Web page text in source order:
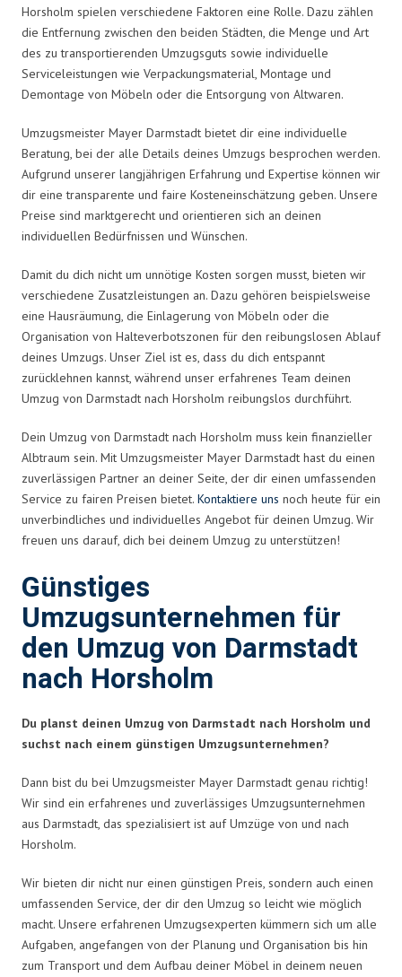
Horsholm spielen verschiedene Faktoren eine Rolle. Dazu zählen
die Entfernung zwischen den beiden Städten, die Menge und Art
des zu transportierenden Umzugsguts sowie individuelle
Serviceleistungen wie Verpackungsmaterial, Montage und
Demontage von Möbeln oder die Entsorgung von Altwaren.
Umzugsmeister Mayer Darmstadt bietet dir eine individuelle
Beratung, bei der alle Details deines Umzugs besprochen werden.
Aufgrund unserer langjährigen Erfahrung und Expertise können wir
dir eine transparente und faire Kosteneinschätzung geben. Unsere
Preise sind marktgerecht und orientieren sich an deinen
individuellen Bedürfnissen und Wünschen.
Damit du dich nicht um unnötige Kosten sorgen musst, bieten wir
verschiedene Zusatzleistungen an. Dazu gehören beispielsweise
eine Hausräumung, die Einlagerung von Möbeln oder die
Organisation von Halteverbotszonen für den reibungslosen Ablauf
deines Umzugs. Unser Ziel ist es, dass du dich entspannt
zurücklehnen kannst, während unser erfahrenes Team deinen
Umzug von Darmstadt nach Horsholm reibungslos durchführt.
Dein Umzug von Darmstadt nach Horsholm muss kein finanzieller
Albtraum sein. Mit Umzugsmeister Mayer Darmstadt hast du einen
zuverlässigen Partner an deiner Seite, der dir einen umfassenden
Service zu fairen Preisen bietet. Kontaktiere uns noch heute für ein
unverbindliches und individuelles Angebot für deinen Umzug. Wir
freuen uns darauf, dich bei deinem Umzug zu unterstützen!
Günstiges
Umzugsunternehmen für
den Umzug von Darmstadt
nach Horsholm
Du planst deinen Umzug von Darmstadt nach Horsholm und
suchst nach einem günstigen Umzugsunternehmen?
Dann bist du bei Umzugsmeister Mayer Darmstadt genau richtig!
Wir sind ein erfahrenes und zuverlässiges Umzugsunternehmen
aus Darmstadt, das spezialisiert ist auf Umzüge von und nach
Horsholm.
Wir bieten dir nicht nur einen günstigen Preis, sondern auch einen
umfassenden Service, der dir den Umzug so leicht wie möglich
macht. Unsere erfahrenen Umzugsexperten kümmern sich um alle
Aufgaben, angefangen von der Planung und Organisation bis hin
zum Transport und dem Aufbau deiner Möbel in deinem neuen